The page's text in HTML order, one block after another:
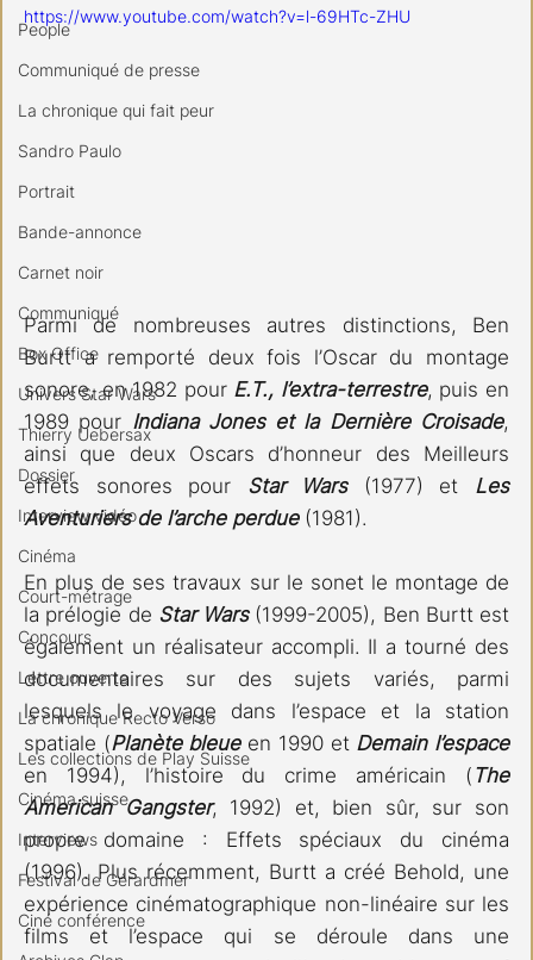
People
Communiqué de presse
La chronique qui fait peur
Sandro Paulo
Portrait
Bande-annonce
Carnet noir
Communiqué
Box Office
Univers Star Wars
Thierry Uebersax
Dossier
Interview vidéo
Cinéma
Court-métrage
Concours
Lettre ouverte
La chronique Recto Verso
Les collections de Play Suisse
Cinéma suisse
Interviews
Festival de Gérardmer
Ciné conférence
https://www.youtube.com/watch?v=l-69HTc-ZHU
Parmi de nombreuses autres distinctions, Ben
Burtt a remporté deux fois l’Oscar du montage
sonore, en 1982 pour E.T., l’extra-terrestre, puis en
1989 pour Indiana Jones et la Dernière Croisade,
ainsi que deux Oscars d’honneur des Meilleurs
effets sonores pour Star Wars (1977) et Les
Aventuriers de l’arche perdue (1981).
En plus de ses travaux sur le sonet le montage de
la prélogie de Star Wars (1999-2005), Ben Burtt est
également un réalisateur accompli. Il a tourné des
documentaires sur des sujets variés, parmi
lesquels le voyage dans l’espace et la station
spatiale (Planète bleue en 1990 et Demain l’espace
en 1994), l’histoire du crime américain ( The
American Gangster, 1992) et, bien sûr, sur son
propre domaine : Effets spéciaux du cinéma
(1996). Plus récemment, Burtt a créé Behold, une
expérience cinématographique non-linéaire sur les
films et l’espace qui se déroule dans une